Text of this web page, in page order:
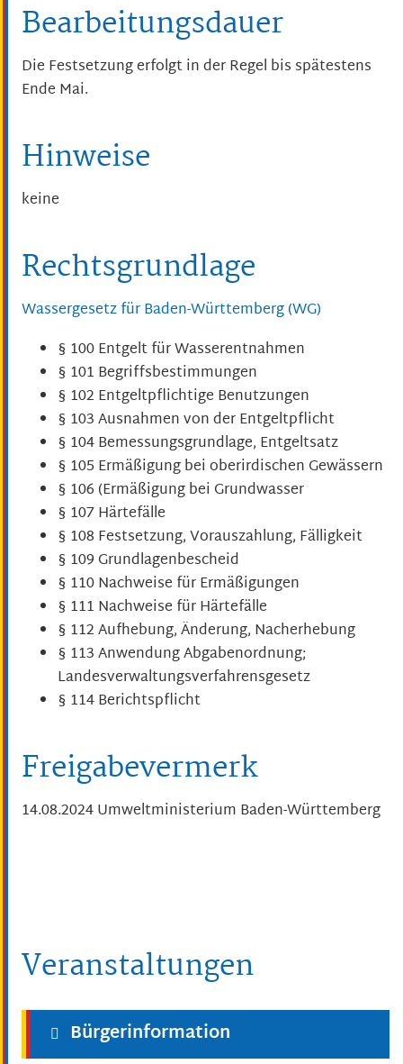
Bearbeitungsdauer
Die Festsetzung erfolgt in der Regel bis spätestens
Ende Mai.
Hinweise
keine
Rechtsgrundlage
Wassergesetz für Baden-Württemberg (WG)
§ 100 Entgelt für Wasserentnahmen
§ 101 Begriffsbestimmungen
§ 102 Entgeltpflichtige Benutzungen
§ 103 Ausnahmen von der Entgeltpflicht
§ 104 Bemessungsgrundlage, Entgeltsatz
§ 105 Ermäßigung bei oberirdischen Gewässern
§ 106 (Ermäßigung bei Grundwasser
§ 107 Härtefälle
§ 108 Festsetzung, Vorauszahlung, Fälligkeit
§ 109 Grundlagenbescheid
§ 110 Nachweise für Ermäßigungen
§ 111 Nachweise für Härtefälle
§ 112 Aufhebung, Änderung, Nacherhebung
§ 113 Anwendung Abgabenordnung;
Landesverwaltungsverfahrensgesetz
§ 114 Berichtspflicht
Freigabevermerk
14.08.2024 Umweltministerium Baden-Württemberg
Veranstaltungen
Bürgerinformation